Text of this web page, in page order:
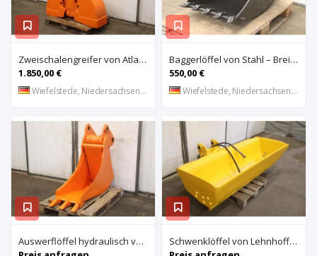
Zweischalengreifer von Atlas – Breite 40 cm
1.850,00 €
Wiefelstede, Niedersachsen, DE
Baggerlöffel von Stahl – Breite 60 cm
550,00 €
Wiefelstede, Niedersachsen, DE
Auswerflöffel hydraulisch von Stahl – Breite 40 cm
Schwenklöffel von Lehnhoff – 902 Lit